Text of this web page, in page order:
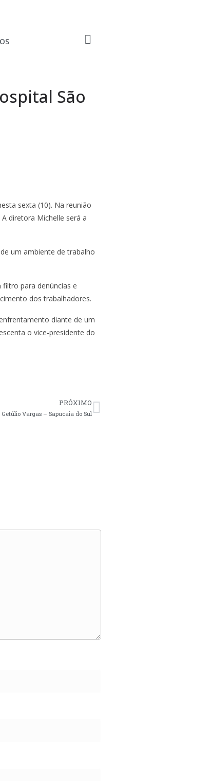
São
sexta (10). Na reunião
diretora Michelle será a
um ambiente de trabalho
para denúncias e
dos trabalhadores.
diante de um
o vice-presidente do
PRÓXIMO
Vargas – Sapucaia do Sul